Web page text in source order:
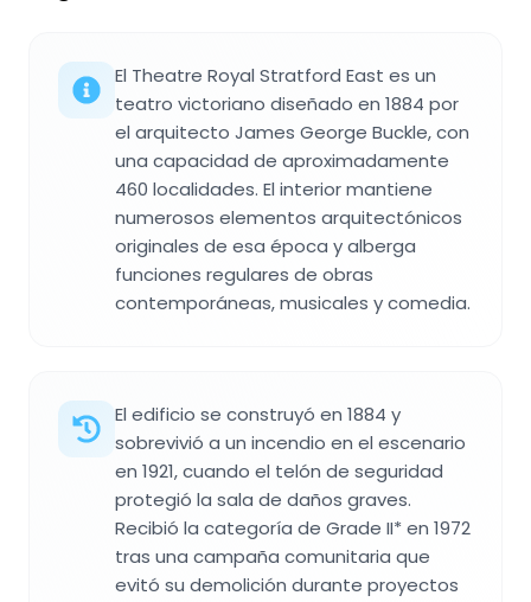
El Theatre Royal Stratford East es un
teatro victoriano diseñado en 1884 por
el arquitecto James George Buckle, con
una capacidad de aproximadamente
460 localidades. El interior mantiene
numerosos elementos arquitectónicos
originales de esa época y alberga
funciones regulares de obras
contemporáneas, musicales y comedia.
El edificio se construyó en 1884 y
sobrevivió a un incendio en el escenario
en 1921, cuando el telón de seguridad
protegió la sala de daños graves.
Recibió la categoría de Grade II* en 1972
tras una campaña comunitaria que
evitó su demolición durante proyectos